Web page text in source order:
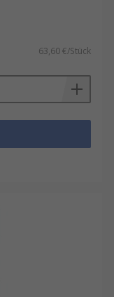
63,60 €/Stück